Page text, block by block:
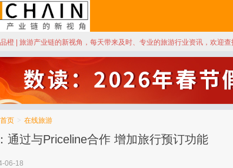
品橙 | 旅游产业链的新视角，每天带来及时、专业的旅游行业资讯，欢迎
首页 > 在线旅游
通过与Priceline合作 增加旅行预订功能
06-18